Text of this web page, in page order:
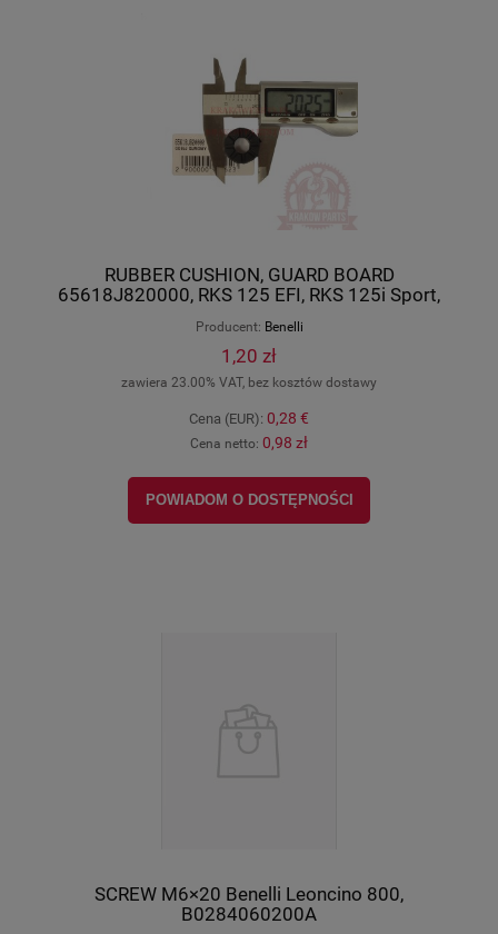
RUBBER CUSHION, GUARD BOARD
65618J820000, RKS 125 EFI, RKS 125i Sport,
oryginał
Producent: Benelli
1,20 zł
zawiera 23.00% VAT, bez kosztów dostawy
Cena (EUR): 0,28 €
Cena netto: 0,98 zł
POWIADOM O DOSTĘPNOŚCI
SCREW M6×20 Benelli Leoncino 800,
B0284060200A